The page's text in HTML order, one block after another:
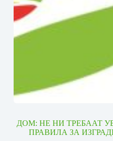
ДОМ: НЕ НИ ТРЕБААТ
ПРАВИЛА ЗА